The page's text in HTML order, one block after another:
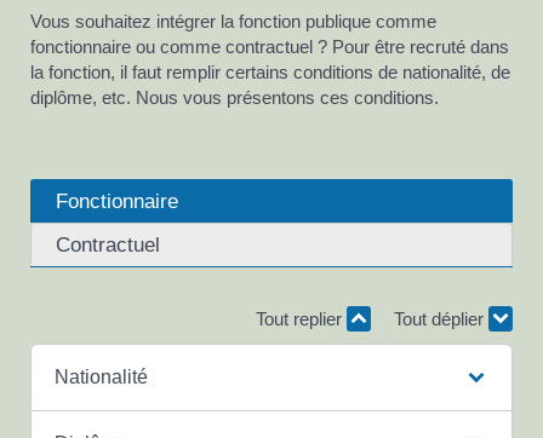
Vous souhaitez intégrer la fonction publique comme
fonctionnaire ou comme contractuel ? Pour être recruté dans
la fonction, il faut remplir certains conditions de nationalité, de
diplôme, etc. Nous vous présentons ces conditions.
Fonctionnaire
Contractuel
Tout replier Tout déplier
Nationalité